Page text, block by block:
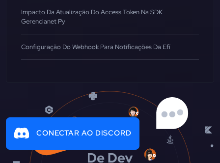
Impacto Da Atualização Do Access Token Na SDK
Gerencianet Py
Configuração Do Webhook Para Notificações Da Efí
CONECTAR AO DISCORD